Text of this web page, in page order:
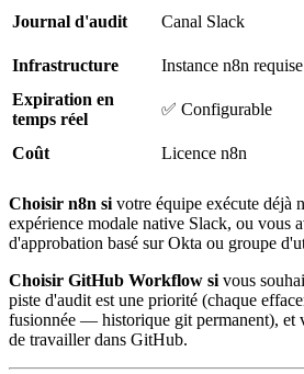
Journal d'audit Canal Slack
Infrastructure
Instance n8n requise
Expiration en
temps réel
✅ Configurable
Coût Licence n8n
Choisir n8n si votre équipe exécute déjà
expérience modale native Slack, ou vous
d'approbation basé sur Okta ou groupe
Choisir GitHub Workflow si vous
piste d'audit est une priorité (chaque
fusionnée — historique git permanent), et
de travailler dans GitHub.